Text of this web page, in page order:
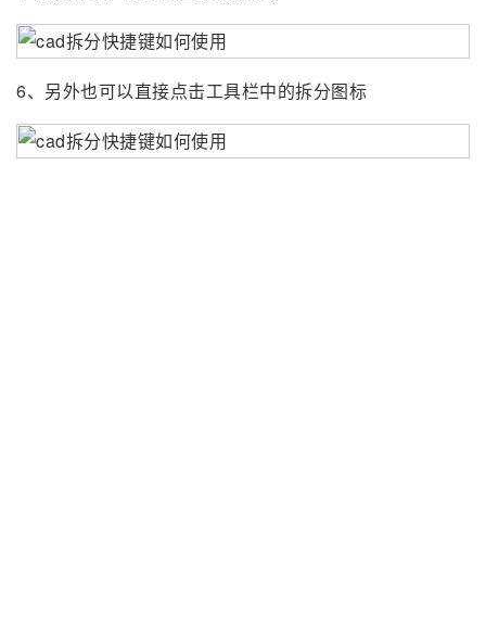
6、另外也可以直接点击工具栏中的拆分图标